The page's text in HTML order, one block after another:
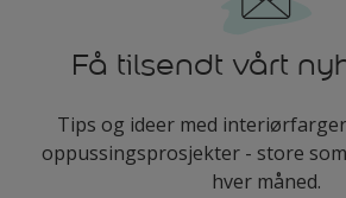
Få tilsendt vårt
Tips og ideer med
oppussingsprosjekter - store
hver måned.